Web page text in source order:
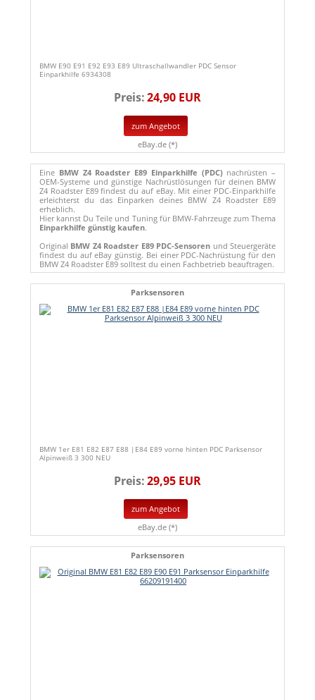
BMW E90 E91 E92 E93 E89 Ultraschallwandler PDC Sensor
Einparkhilfe 6934308
Preis:24,90 EUR
zum Angebot
eBay.de (*)
Eine BMW Z4 Roadster E89 Einparkhilfe (PDC)nachrüsten –
OEM-Systeme und günstige Nachrüstlösungen für deinen BMW
Z4 Roadster E89 findest du auf eBay. Mit einer PDC-Einparkhilfe
erleichterst du das Einparken deines BMW Z4 Roadster E89
erheblich.
Hier kannst Du Teile und Tuning für BMW-Fahrzeuge zum Thema
Einparkhilfe günstig kaufen.
Original BMW Z4 Roadster E89 PDC-Sensoren und Steuergeräte
findest du auf eBay günstig. Bei einer PDC-Nachrüstung für den
BMW Z4 Roadster E89 solltest du einen Fachbetrieb beauftragen.
Parksensoren
BMW 1er E81 E82 E87 E88 |E84 E89 vorne hinten PDC Parksensor
Alpinweiß 3 300 NEU
Preis:29,95 EUR
zum Angebot
eBay.de (*)
Parksensoren